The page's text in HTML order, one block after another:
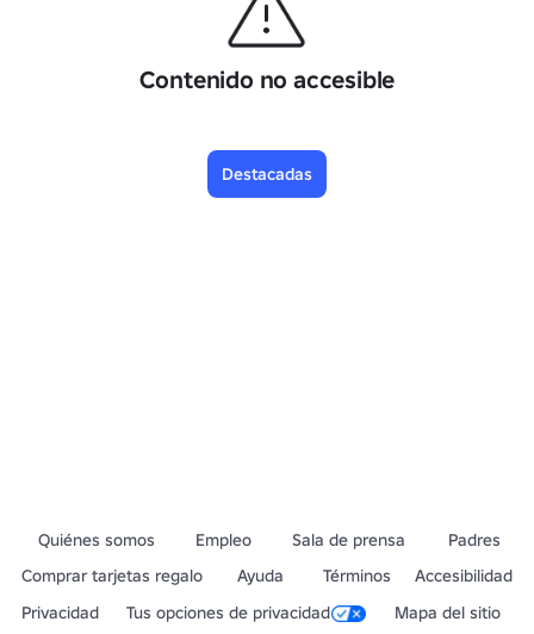
Contenido no accesible
Destacadas
Quiénes somos Empleo Sala de prensa
Padres
Comprar tarjetas regalo
Ayuda Términos
Accesibilidad
Privacidad
Tus opciones de privacidad Mapa del sitio